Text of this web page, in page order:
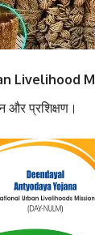
Livelihood
और प्रशिक्षण।